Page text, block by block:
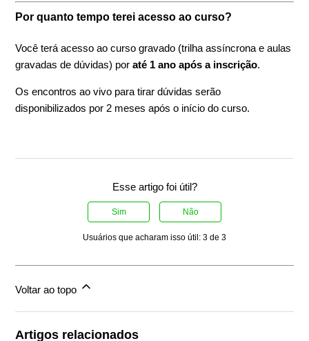
Por quanto tempo terei acesso ao curso?
Você terá acesso ao curso gravado (trilha assíncrona e aulas
gravadas de dúvidas) poraté 1 ano após a inscrição.
Os encontros ao vivo para tirar dúvidas serão
disponibilizados por 2 meses após o início do curso.
Esse artigo foi útil?
Sim Não
Usuários que acharam isso útil: 3 de 3
Voltar ao topo
Artigos relacionados